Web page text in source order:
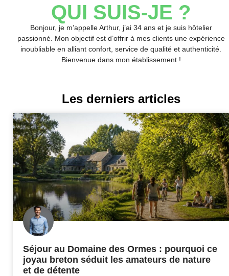
QUI SUIS-JE ?
Bonjour, je m’appelle Arthur, j’ai 34 ans et je suis hôtelier
passionné. Mon objectif est d’offrir à mes clients une expérience
inoubliable en alliant confort, service de qualité et authenticité.
Bienvenue dans mon établissement !
Les derniers articles
Séjour au Domaine des Ormes : pourquoi ce
joyau breton séduit les amateurs de nature
et de détente